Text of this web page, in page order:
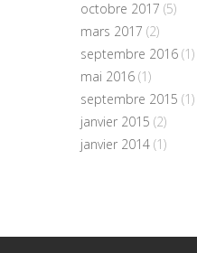
octobre 2017 (5)
mars 2017 (2)
septembre 2016 (1)
mai 2016 (1)
septembre 2015 (1)
janvier 2015 (2)
janvier 2014 (1)